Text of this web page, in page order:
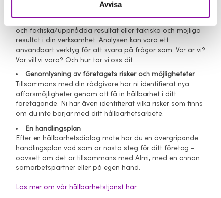
Avvisa
I prestationsanalysen får du gapet mellan förväntningar
och faktiska/uppnådda resultat eller faktiska och möjliga
resultat i din verksamhet. Analysen kan vara ett
användbart verktyg för att svara på frågor som: Var är vi?
Var vill vi vara? Och hur tar vi oss dit.
Genomlysning av företagets risker och möjligheteter
Tillsammans med din rådgivare har ni identifierat nya
affärsmöjligheter genom att få in hållbarhet i ditt
företagande. Ni har även identifierat vilka risker som finns
om du inte börjar med ditt hållbarhetsarbete.
En handlingsplan
Efter en hållbarhetsdialog möte har du en övergripande
handlingsplan vad som är nästa steg för ditt företag –
oavsett om det är tillsammans med Almi, med en annan
samarbetspartner eller på egen hand.
Läs mer om vår hållbarhetstjänst här.